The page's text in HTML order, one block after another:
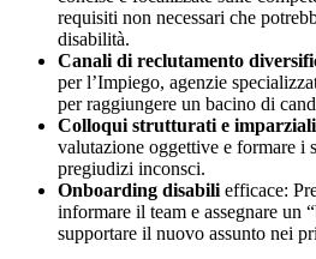
requisiti non necessari che
disabilità.
Canali di reclutamento
per l’Impiego, agenzie
per raggiungere un bacino di
Colloqui strutturati e
valutazione oggettive e formare i
pregiudizi inconsci.
Onboarding disabili efficace:
informare il team e assegnare un
supportare il nuovo assunto nei